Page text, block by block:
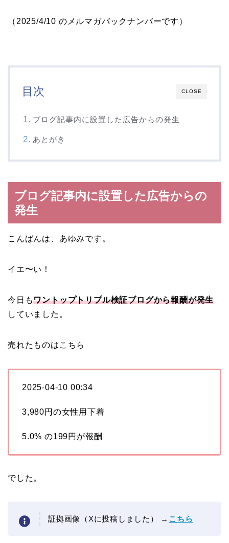
（2025/4/10 のメルマガバックナンバーです）
CLOSE
目次
ブログ記事内に設置した広告からの発生
あとがき
ブログ記事内に設置した広告からの
発生
こんばんは、あゆみです。
イエ〜い！
今日もワントップトリプル検証ブログから報酬が発生
していました。
売れたものはこちら
2025-04-10 00:34
3,980円の女性用下着
5.0% の199円が報酬
でした。
証拠画像（Xに投稿しました） → こちら